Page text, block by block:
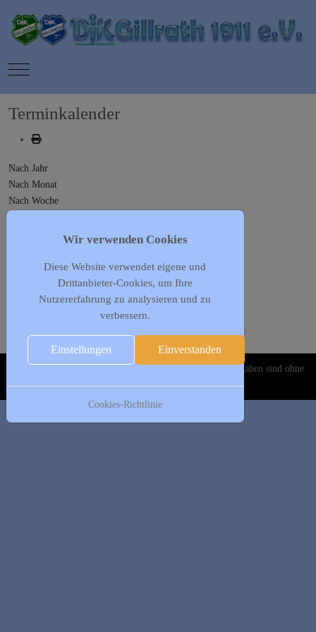
Mobile Menu Toggle
Terminkalender
Nach Jahr
Nach Monat
Nach Woche
Gehe zu Monat
Gehe zu Monat
Vorheriger Tag
Donnerstag, 02. Mai 2024
Es wurden keine Events gefunden
Copyright © 2020-2026 DJK Gillrath 1911 e. V. Alle Angaben sind ohne
Gewähr!
Wir verwenden Cookies
Diese Website verwendet eigene und
Drittanbieter-Cookies, um Ihre
Nutzererfahrung zu analysieren und zu
verbessern.
Einstellungen Einverstanden
Cookies-Richtlinie